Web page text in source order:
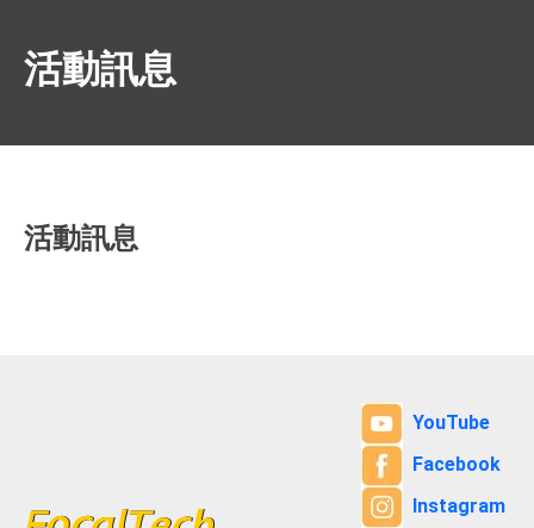
活動訊息
活動訊息
YouTube
Facebook
Instagram